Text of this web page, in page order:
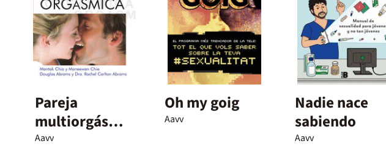
Pareja
multiorgásmic
a, secretos
Aavv
Oh my goig
Aavv
Nadie nace
sabiendo
Aavv